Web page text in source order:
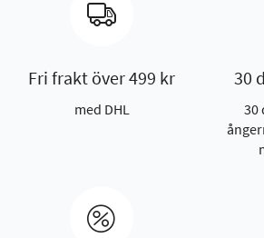
Fri frakt över 499 kr
med DHL
30
30